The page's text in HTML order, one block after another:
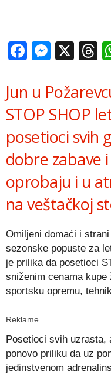
Facebook
X
Jun u
STOP SHOP
posetioci svih
dobre zabave
oprobaju i u
na veštačkoj
Omiljeni domaći i
sezonske popuste za
je prilika da posetioci
sniženim cenama kupe
sportsku opremu,
Reklame
Posetioci svih uzrasta,
ponovo priliku da uz
jedinstvenom